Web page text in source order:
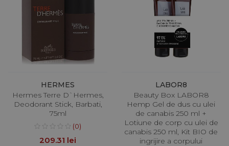
HERMES
Hermes Terre D`Hermes,
Deodorant Stick, Barbati,
75ml
(0)
209.31 lei
LABOR8
Beauty Box LABOR8
Hemp Gel de dus cu ulei
de canabis 250 ml +
Lotiune de corp cu ulei de
canabis 250 ml, Kit BIO de
ingrijire a corpului